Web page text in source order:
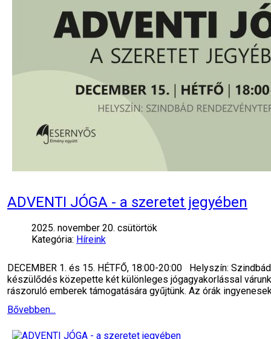
ADVENTI JÓGA - a szeretet jegyében
2025. november 20. csütörtök
Kategória: Híreink
DECEMBER 1. és 15. HÉTFŐ, 18:00-20:00 Helyszín:
készülődés közepette két különleges jógagyakorlással
rászoruló emberek támogatására gyűjtünk. Az órák
Bővebben...